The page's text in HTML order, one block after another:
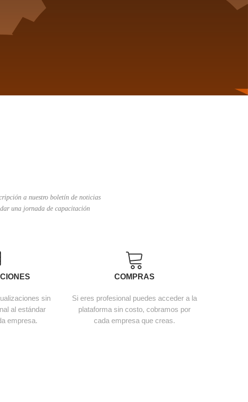
a nuestro boletín de noticias
una jornada de capacitación
sin
al estándar
empresa.
COMPRAS
Si eres profesional puedes acceder a la
plataforma sin costo, cobramos por
cada empresa que creas.